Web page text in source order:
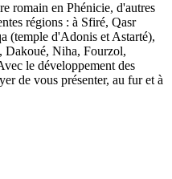
romain en Phénicie, d'autres
régions : à Sfiré, Qasr
(temple d'Adonis et Astarté),
Dakoué, Niha, Fourzol,
le développement des
de vous présenter, au fur et à